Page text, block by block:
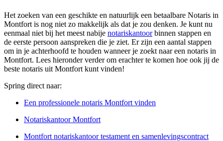
Het zoeken van een geschikte en natuurlijk een betaalbare Notaris in
Montfort is nog niet zo makkelijk als dat je zou denken. Je kunt nu
eenmaal niet bij het meest nabije notariskantoorbinnen stappen en
de eerste persoon aanspreken die je ziet. Er zijn een aantal stappen
om in je achterhoofd te houden wanneer je zoekt naar een notaris in
Montfort. Lees hieronder verder om erachter te komen hoe ook jij de
beste notaris uit Montfort kunt vinden!
Spring direct naar:
Een professionele notaris Montfort vinden
Notariskantoor Montfort
Montfort notariskantoor testament en samenlevingscontract